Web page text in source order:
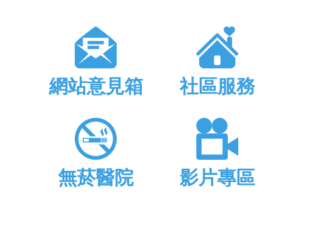
網站意見箱 社區服務
無菸醫院 影片專區